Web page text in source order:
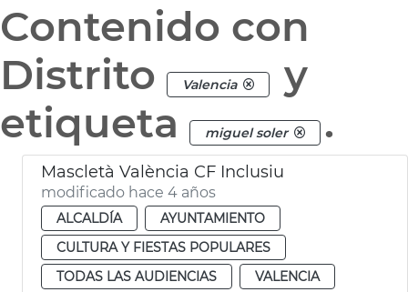
Contenido con
Distrito
Valencia
y
etiqueta
miguel soler .
Mascletà València CF Inclusiu
modificado hace 4 años
ALCALDÍA
AYUNTAMIENTO
CULTURA Y FIESTAS POPULARES
TODAS LAS AUDIENCIAS
VALENCIA